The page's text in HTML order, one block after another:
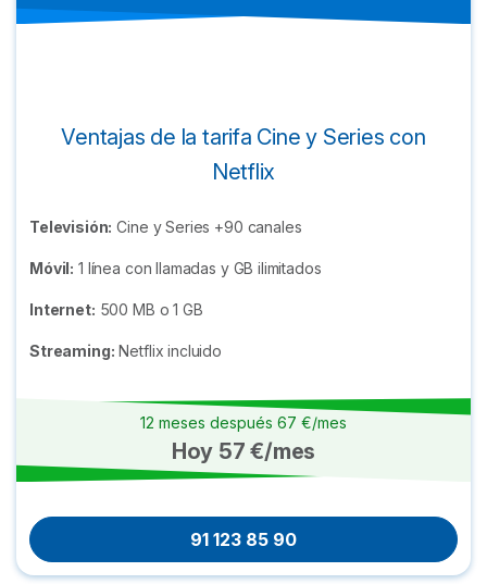
Ventajas de la tarifa Cine y Series con
Netflix
Televisión: Cine y Series +90 canales
Móvil: 1 línea con llamadas y GB ilimitados
Internet: 500 MB o 1 GB
Streaming: Netflix incluido
12 meses después 67 €/mes
Hoy 57 €/mes
91 123 85 90